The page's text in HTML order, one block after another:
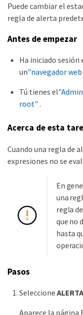
Puede cambiar el
regla de alerta
Antes de empezar
Ha iniciado sesión
un"navegador
Tú tienes el
root" .
Acerca de esta
Cuando una regla de
expresiones no se
En
una
regla
que no
hasta
Pasos
Seleccione
Aparece la página